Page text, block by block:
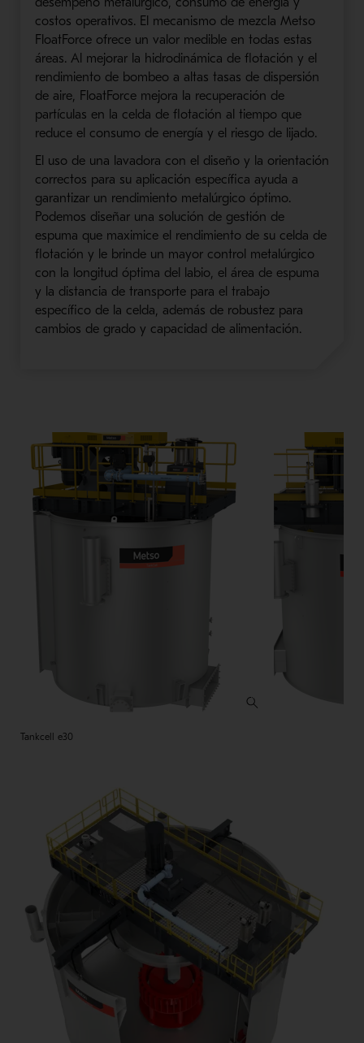
costos operativos. El mecanismo de mezcla Metso
FloatForce ofrece un valor medible en todas estas
áreas. Al mejorar la hidrodinámica de flotación y el
rendimiento de bombeo a altas tasas de dispersión
de aire, FloatForce mejora la recuperación de
partículas en la celda de flotación al tiempo que
reduce el consumo de energía y el riesgo de lijado.
El uso de una lavadora con el diseño y la orientación
correctos para su aplicación específica ayuda a
garantizar un rendimiento metalúrgico óptimo.
Podemos diseñar una solución de gestión de
espuma que maximice el rendimiento de su celda de
flotación y le brinde un mayor control metalúrgico
con la longitud óptima del labio, el área de espuma
y la distancia de transporte para el trabajo
específico de la celda, además de robustez para
cambios de grado y capacidad de alimentación.
Tankcell e30